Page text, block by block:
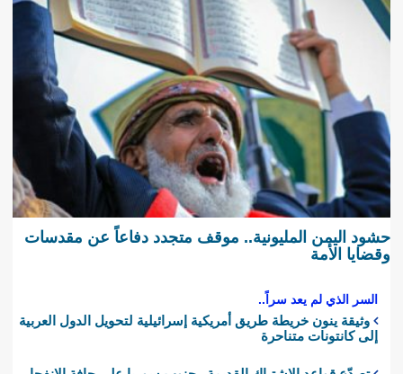
حشود اليمن المليونية.. موقف متجدد دفاعاً عن مقدسات
وقضايا الأمة
السر الذي لم يعد سراً..
وثيقة ينون خريطة طريق أمريكية إسرائيلية لتحويل الدول العربية
إلى كانتونات متناحرة